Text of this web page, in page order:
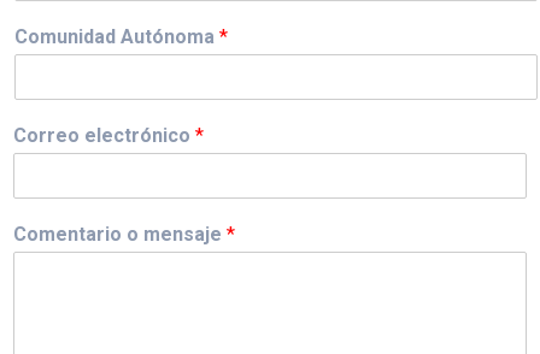
Comunidad Autónoma *
Correo electrónico *
Comentario o mensaje *